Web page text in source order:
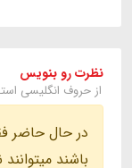
نظرت رو بنویس
از حروف انگلیسی
در حال حاضر
باشند